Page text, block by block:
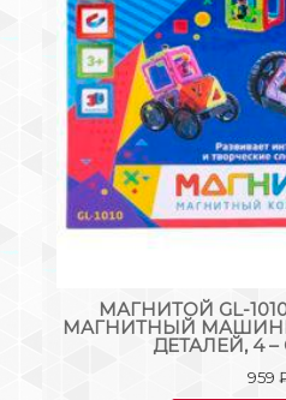
МАГНИТОЙ GL-
МАГНИТНЫЙ
ДЕТАЛЕЙ, 4
959